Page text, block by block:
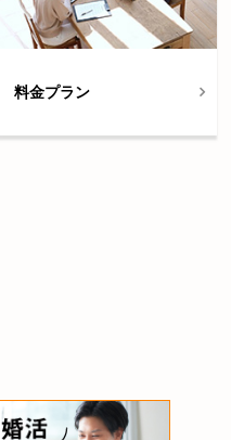
料金プラン